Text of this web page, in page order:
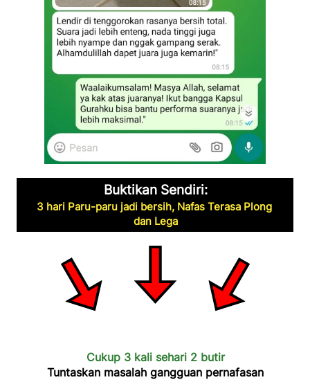
Buktikan Sendiri:
3 hari Paru-paru jadi bersih, Nafas Terasa Plong
dan Lega
Cukup 3 kali sehari 2 butir
Tuntaskan masalah gangguan pernafasan